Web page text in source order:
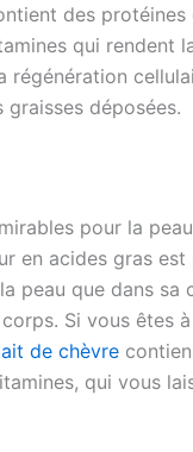
des
qui rendent
régénération
déposées.
pour la
en acides gras
peau que dans
Si vous êtes
de chèvre
qui vous